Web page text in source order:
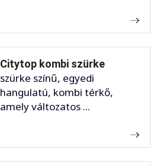
Citytop kombi szürke
szürke színű, egyedi
hangulatú, kombi térkő,
amely változatos ...